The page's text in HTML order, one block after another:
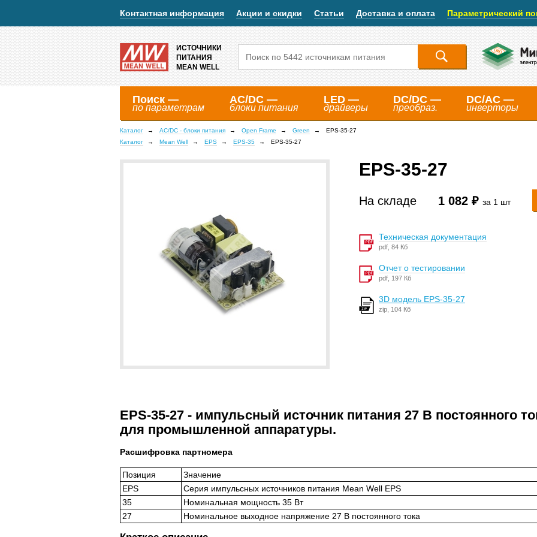
Контактная информация Акции и скидки Статьи Доставка и оплата Параметрический
ИСТОЧНИКИ
ПИТАНИЯ
MEAN WELL
Поиск —
по параметрам
AC/DC —
блоки питания
LED —
драйверы
DC/DC —
преобраз.
DC/AC —
инверторы
Каталог AC/DC - блоки питания Open Frame Green
EPS-35-27
Каталог
Mean Well EPS EPS-35 EPS-35-27
EPS-35-27
На складе 1 082 ₽ за 1 шт
Техническая документация
pdf, 84 Кб
Отчет о тестировании
pdf, 197 Кб
3D модель EPS-35-27
zip, 104 Кб
EPS-35-27 - импульсный источник питания 27 В постоянного
для промышленной аппаратуры.
Расшифровка партномера
Позиция
Значение
EPS
Серия импульсных источников питания Mean Well EPS
35
Номинальная мощность 35 Вт
27
Номинальное выходное напряжение 27 В постоянного тока